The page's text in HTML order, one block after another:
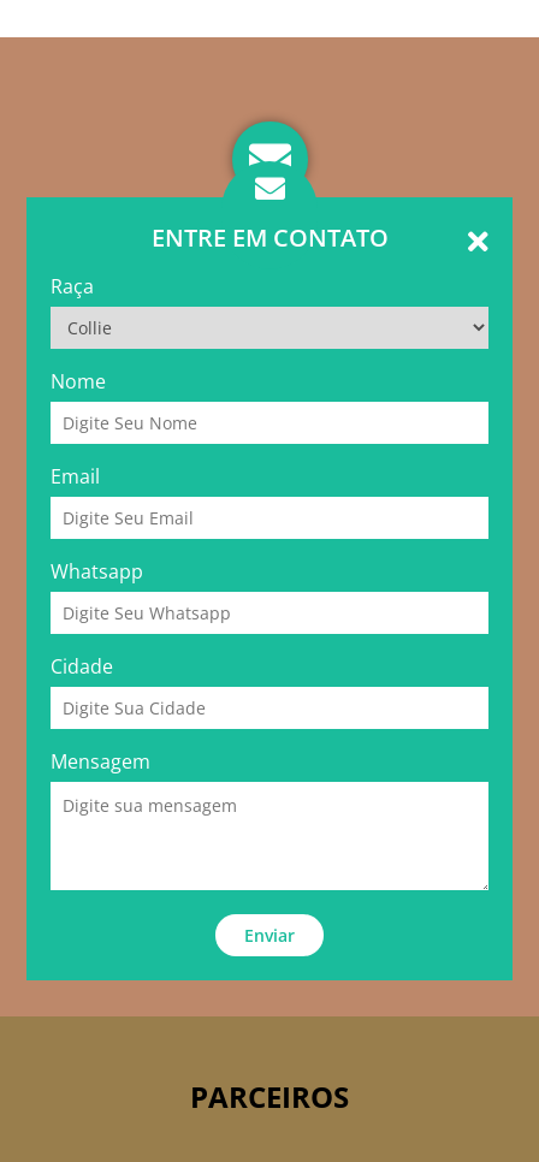
ENTRE EM CONTATO
Raça
Nome
Email
Whatsapp
Cidade
Mensagem
Enviar
PARCEIROS